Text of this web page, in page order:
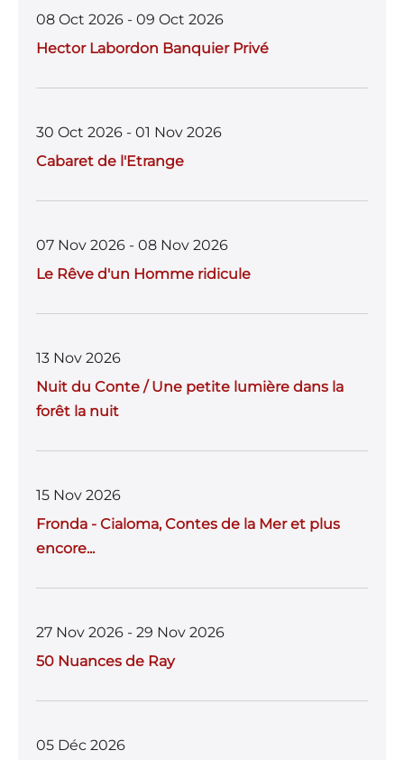
08 Oct 2026 - 09 Oct 2026
Hector Labordon Banquier Privé
30 Oct 2026 - 01 Nov 2026
Cabaret de l'Etrange
07 Nov 2026 - 08 Nov 2026
Le Rêve d'un Homme ridicule
13 Nov 2026
Nuit du Conte / Une petite lumière dans la
forêt la nuit
15 Nov 2026
Fronda - Cialoma, Contes de la Mer et plus
encore...
27 Nov 2026 - 29 Nov 2026
50 Nuances de Ray
05 Déc 2026